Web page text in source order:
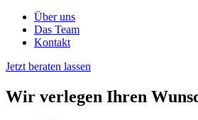
Über uns
Das Team
Kontakt
Jetzt beraten lassen
Wir verlegen Ihren